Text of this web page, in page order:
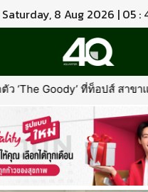
Saturday, 8 Aug 2026 | 05 :
สาขาแรก ณ เซ็นทรัล นอร์ทวิ